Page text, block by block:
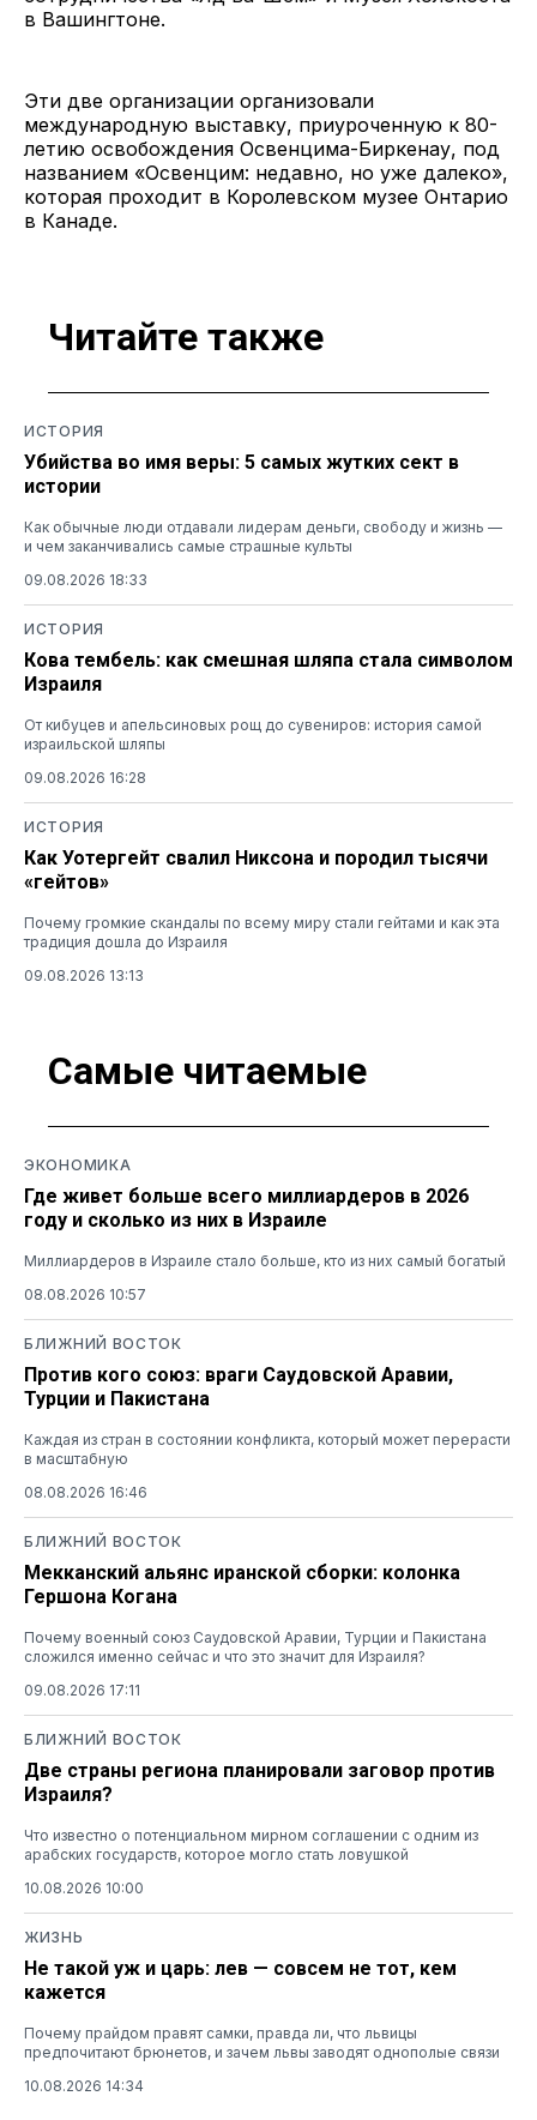
в Вашингтоне.
Эти две организации организовали
международную выставку, приуроченную к 80-
летию освобождения Освенцима-Биркенау, под
названием «Освенцим: недавно, но уже далеко»,
которая проходит в Королевском музее Онтарио
в Канаде.
Читайте также
ИСТОРИЯ
Убийства во имя веры: 5 самых жутких сект в
истории
Как обычные люди отдавали лидерам деньги, свободу и жизнь —
и чем заканчивались самые страшные культы
09.08.2026 18:33
ИСТОРИЯ
Кова тембель: как смешная шляпа стала символом
Израиля
От кибуцев и апельсиновых рощ до сувениров: история самой
израильской шляпы
09.08.2026 16:28
ИСТОРИЯ
Как Уотергейт свалил Никсона и породил тысячи
«гейтов»
Почему громкие скандалы по всему миру стали гейтами и как эта
традиция дошла до Израиля
09.08.2026 13:13
Самые читаемые
ЭКОНОМИКА
Где живет больше всего миллиардеров в 2026
году и сколько из них в Израиле
Миллиардеров в Израиле стало больше, кто из них самый богатый
08.08.2026 10:57
БЛИЖНИЙ ВОСТОК
Против кого союз: враги Саудовской Аравии,
Турции и Пакистана
Каждая из стран в состоянии конфликта, который может перерасти
в масштабную
08.08.2026 16:46
БЛИЖНИЙ ВОСТОК
Мекканский альянс иранской сборки: колонка
Гершона Когана
Почему военный союз Саудовской Аравии, Турции и Пакистана
сложился именно сейчас и что это значит для Израиля?
09.08.2026 17:11
БЛИЖНИЙ ВОСТОК
Две страны региона планировали заговор против
Израиля?
Что известно о потенциальном мирном соглашении с одним из
арабских государств, которое могло стать ловушкой
10.08.2026 10:00
ЖИЗНЬ
Не такой уж и царь: лев — совсем не тот, кем
кажется
Почему прайдом правят самки, правда ли, что львицы
предпочитают брюнетов, и зачем львы заводят однополые связи
10.08.2026 14:34